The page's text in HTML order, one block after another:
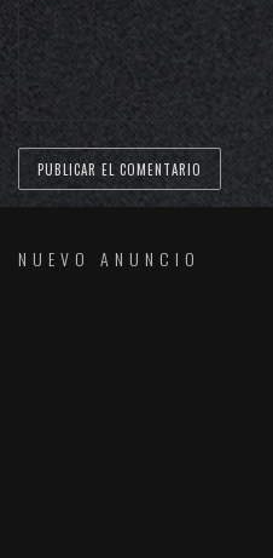
NUEVO ANUNCIO